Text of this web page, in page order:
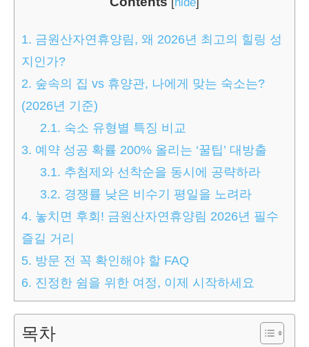
1. 금원산자연휴양림, 왜 2026년 최고의 힐링 성
지인가?
2. 숲속의 집 vs 휴양관, 나에게 맞는 숙소는?
(2026년 기준)
2.1. 숙소 유형별 특징 비교
3. 예약 성공 확률 200% 올리는 ‘꿀팁’ 대방출
3.1. 추첨제와 선착순을 동시에 공략하라
3.2. 경쟁률 낮은 비수기 평일을 노려라
4. 놓치면 후회! 금원산자연휴양림 2026년 필수
즐길 거리
5. 방문 전 꼭 확인해야 할 FAQ
6. 진정한 쉼을 위한 여정, 이제 시작하세요
목차